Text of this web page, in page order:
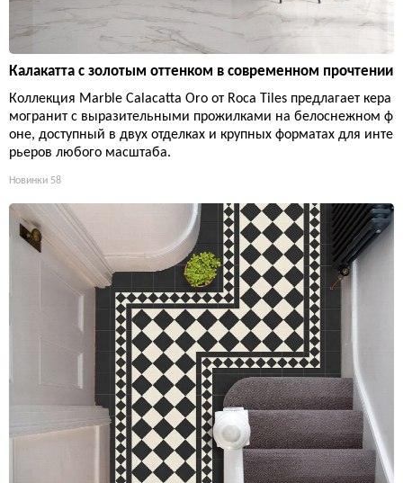
Калакатта с золотым оттенком в современном прочтении
Коллекция Marble Calacatta Oro от Roca Tiles предлагает кера
могранит с выразительными прожилками на белоснежном ф
оне, доступный в двух отделках и крупных форматах для инте
рьеров любого масштаба.
Новинки 58